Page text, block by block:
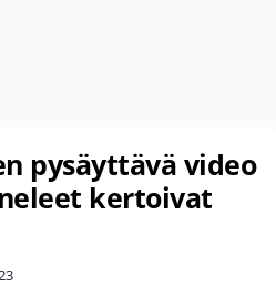
pysäyttävä video
kertoivat